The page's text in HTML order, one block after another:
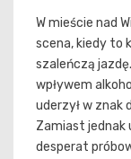
W mieście nad
scena, kiedy to
szaleńczą
wpływem
uderzył w znak
Zamiast jednak
desperat